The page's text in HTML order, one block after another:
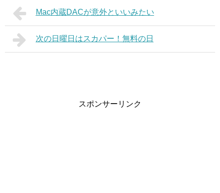
Mac内蔵DACが意外といいみたい
次の日曜日はスカパー！無料の日
スポンサーリンク